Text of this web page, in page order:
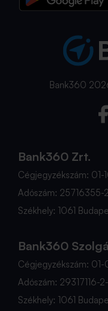
Bank360
Bank360 Zrt.
Cégjegyzékszám:
Adószám: 25716355-
Székhely: 1061
Bank360
Cégjegyzékszám:
Adószám: 29317116-
Székhely: 1061